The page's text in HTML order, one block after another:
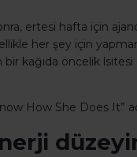
ertesi hafta için
her şey için
kağıda öncelik
How She Does It”